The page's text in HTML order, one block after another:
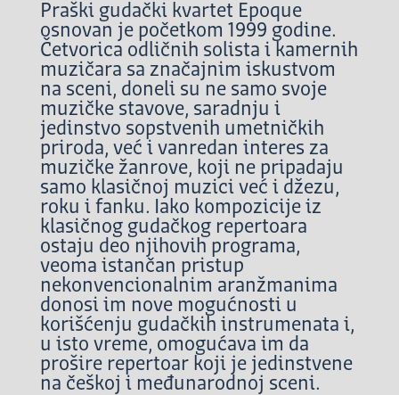
Praški gudački kvartet Epoque
osnovan je početkom 1999 godine.
Četvorica odličnih solista i kamernih
muzičara sa značajnim iskustvom
na sceni, doneli su ne samo svoje
muzičke stavove, saradnju i
jedinstvo sopstvenih umetničkih
priroda, već i vanredan interes za
muzičke žanrove, koji ne pripadaju
samo klasičnoj muzici već i džezu,
roku i fanku. Iako kompozicije iz
klasičnog gudačkog repertoara
ostaju deo njihovih programa,
veoma istančan pristup
nekonvencionalnim aranžmanima
donosi im nove mogućnosti u
korišćenju gudačkih instrumenata i,
u isto vreme, omogućava im da
prošire repertoar koji je jedinstvene
na češkoj i međunarodnoj sceni.